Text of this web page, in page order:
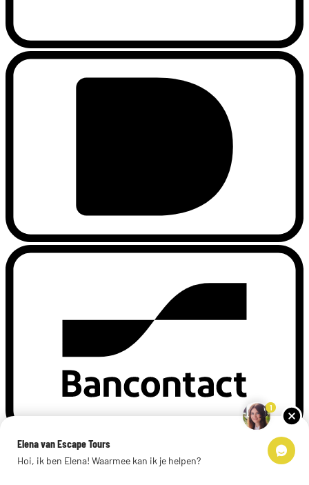
1
Elena van Escape Tours
Hoi, ik ben Elena! Waarmee kan ik je helpen?